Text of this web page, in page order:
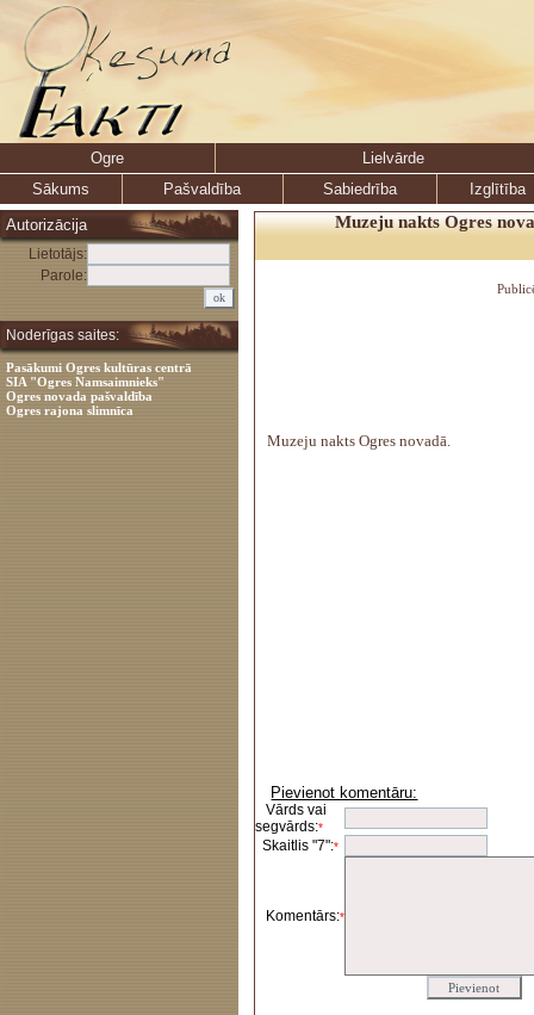
Ogre
Lielvārde
Sākums
Pašvaldība Sabiedrība
Izglītība
Autorizācija
Lietotājs:
Parole:
Noderīgas saites:
Pasākumi Ogres kultūras centrā
SIA "Ogres Namsaimnieks"
Ogres novada pašvaldība
Ogres rajona slimnīca
Muzeju nakts Ogres
Muzeju nakts Ogres novadā.
Pievienot komentāru:
Vārds vai
segvārds:*
Skaitlis "7":*
Komentārs:*